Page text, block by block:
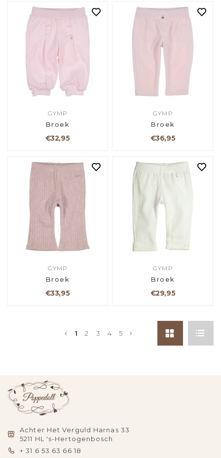
GYMP
Broek
€32,95
GYMP
Broek
€36,95
GYMP
Broek
€33,95
GYMP
Broek
€29,95
1 2 3 4 5
Achter Het Verguld Harnas 33
5211 HL 's-Hertogenbosch
+ 31 6 53 63 66 18